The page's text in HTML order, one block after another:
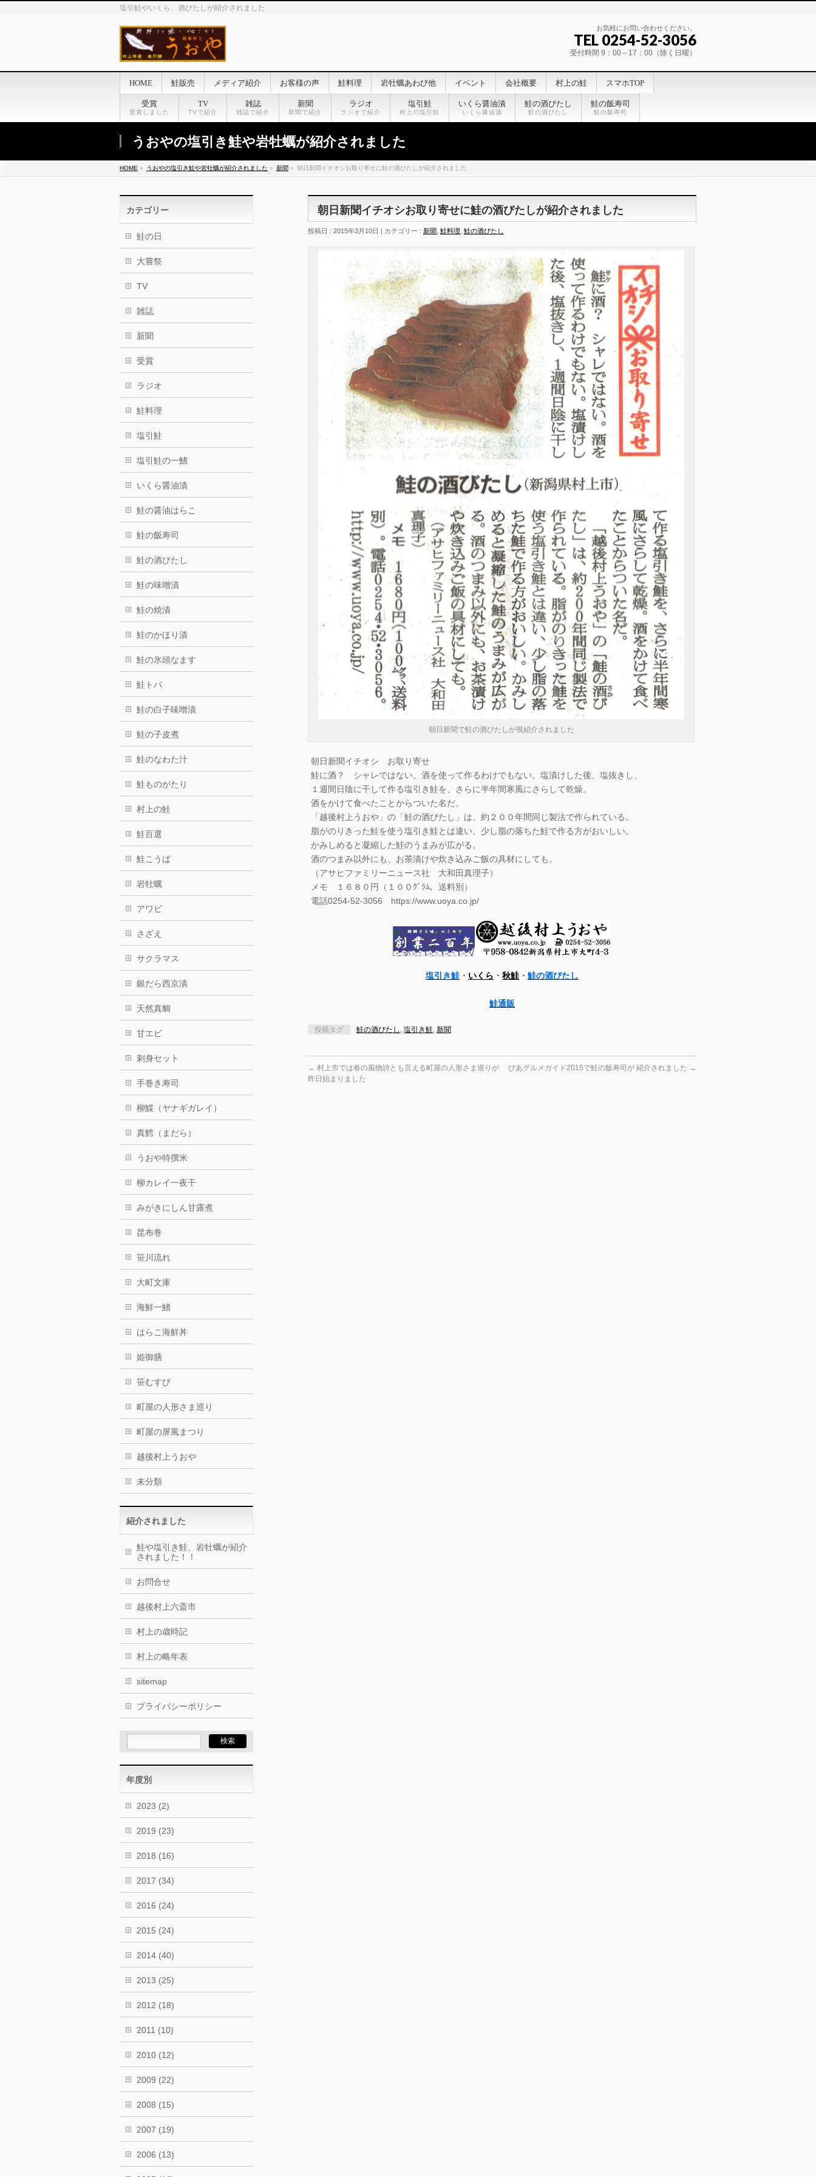
塩引鮭やいくら、酒びたしが紹介されました
お気軽にお問い合わせください。
TEL 0254-52-3056
受付時間 9：00～17：00（除く日曜）
HOME 鮭販売 メディア紹介 お客様の声 鮭料理 岩牡蠣あわび他 イベント 会社概要 村上の鮭 スマホTOP
受賞
受賞しました
TV
TVで紹介
雑誌
雑誌で紹介
新聞
新聞で紹介
ラジオ
ラジオで紹介
塩引鮭
村上の塩引鮭
いくら醤油漬
いくら醤油漬
鮭の酒びたし
鮭の酒びたし
鮭の飯寿司
鮭の飯寿司
うおやの塩引き鮭や岩牡蠣が紹介されました
HOME » うおやの塩引き鮭や岩牡蠣が紹介されました » 新聞 » 朝日新聞イチオシお取り寄せに鮭の酒びたしが紹介されました
朝日新聞イチオシお取り寄せに鮭の酒びたしが紹介されました
投稿日 : 2015年3月10日 | カテゴリー : 新聞 鮭料理 鮭の酒びたし
朝日新聞で鮭の酒びたしが視紹介されました
朝日新聞イチオシ お取り寄せ
鮭に酒？ シャレではない。酒を使って作るわけでもない。塩漬けした後、塩抜きし、
１週間日陰に干して作る塩引き鮭を、さらに半年間寒風にさらして乾燥。
酒をかけて食べたことからついた名だ。
「越後村上うおや」の「鮭の酒びたし」は、約２００年間同じ製法で作られている。
脂がのりきった鮭を使う塩引き鮭とは違い、少し脂の落ちた鮭で作る方がおいしい。
かみしめると凝縮した鮭のうまみが広がる。
酒のつまみ以外にも、お茶漬けや炊き込みご飯の具材にしても。
（アサヒファミリーニュース社 大和田真理子）
メモ １６８０円（１００ｸﾞﾗﾑ、送料別）
電話0254-52-3056 https://www.uoya.co.jp/
塩引き鮭 ・ いくら ・ 秋鮭 ・ 鮭の酒びたし
鮭通販
投稿タグ 鮭の酒びたし , 塩引き鮭, 新聞
← 村上市では春の風物詩とも言える町屋の人形さま巡りが
昨日始まりました
ぴあグルメガイド2015で鮭の飯寿司が 紹介されました →
カテゴリー
鮭の日
大嘗祭
TV
雑誌
新聞
受賞
ラジオ
鮭料理
塩引鮭
塩引鮭の一鰭
いくら醤油漬
鮭の醤油はらこ
鮭の飯寿司
鮭の酒びたし
鮭の味噌漬
鮭の焼漬
鮭のかほり漬
鮭の氷頭なます
鮭トバ
鮭の白子味噌漬
鮭の子皮煮
鮭のなわた汁
鮭ものがたり
村上の鮭
鮭百選
鮭こうば
岩牡蠣
アワビ
さざえ
サクラマス
銀だら西京漬
天然真鯛
甘エビ
刺身セット
手巻き寿司
柳鰈（ヤナギガレイ）
真鱈（まだら）
うおや特撰米
柳カレイ一夜干
みがきにしん甘露煮
昆布巻
笹川流れ
大町文庫
海鮮一鰭
はらこ海鮮丼
姫御膳
笹むすび
町屋の人形さま巡り
町屋の屏風まつり
越後村上うおや
未分類
紹介されました
鮭や塩引き鮭、岩牡蠣が紹介
されました！！
お問合せ
越後村上六斎市
村上の歳時記
村上の略年表
sitemap
プライバシーポリシー
年度別
2023 (2)
2019 (23)
2018 (16)
2017 (34)
2016 (24)
2015 (24)
2014 (40)
2013 (25)
2012 (18)
2011 (10)
2010 (12)
2009 (22)
2008 (15)
2007 (19)
2006 (13)